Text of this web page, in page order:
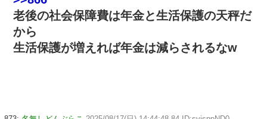
老後の社会保障費は年金と生活保護の天秤だ
から
生活保護が増えれば年金は減らされるなw